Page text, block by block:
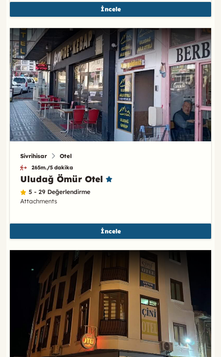
İncele
Sivrihisar Otel
265m./5 dakika
Uludağ Ömür Otel
5 - 29 Değerlendirme
Attachments
İncele